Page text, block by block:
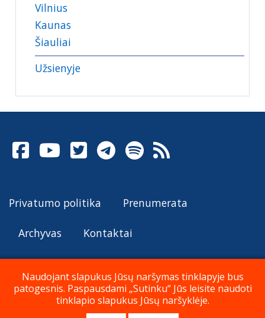
Vilnius
Kaunas
Šiauliai
Užsienyje
Privatumo politika Prenumerata
Archyvas Kontaktai
© Katalikų Tradicija 2026
Naudojant slapukus Jūsų naršymas tinklapyje bus
patogesnis. Paspausdami „Sutinku“ Jūs leisite naudoti
tinklapio slapukus Jūsų naršyklėje.